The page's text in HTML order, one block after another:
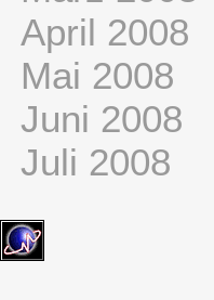
April 2008
Mai 2008
Juni 2008
Juli 2008